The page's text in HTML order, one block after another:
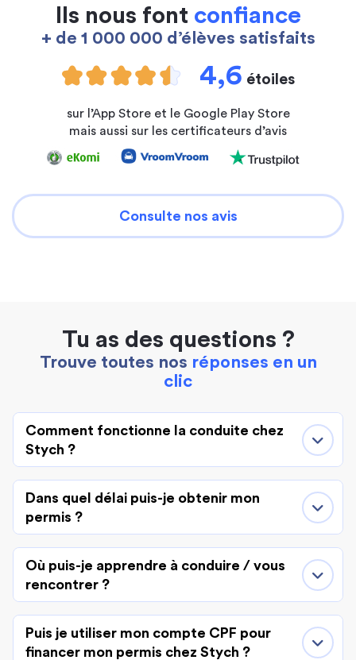
Ils nous font confiance
+ de 1 000 000 d’élèves satisfaits
4,6 étoiles
sur l’App Store et le Google Play Store
mais aussi sur les certificateurs d’avis
Consulte nos avis
Tu as des questions ?
Trouve toutes nos réponses en un
clic
Comment fonctionne la conduite chez
Stych ?
Dans quel délai puis-je obtenir mon
permis ?
Où puis-je apprendre à conduire / vous
rencontrer ?
Puis je utiliser mon compte CPF pour
financer mon permis chez Stych ?